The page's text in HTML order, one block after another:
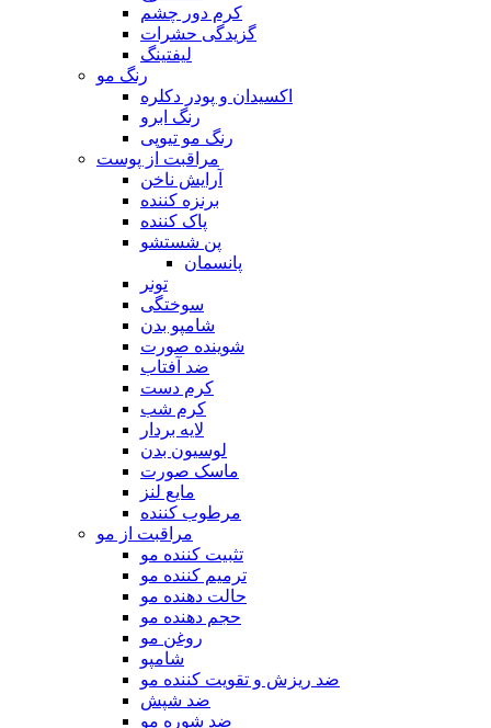
کرم دور چشم
گزیدگی حشرات
لیفتینگ
رنگ مو
اکسیدان و پودر دکلره
رنگ ابرو
رنگ مو تیوپی
مراقبت از پوست
آرایش ناخن
برنزه کننده
پاک کننده
پن شستشو
پانسمان
تونر
سوختگی
شامپو بدن
شوینده صورت
ضد آفتاب
کرم دست
کرم شب
لایه بردار
لوسیون بدن
ماسک صورت
مایع لنز
مرطوب کننده
مراقبت از مو
تثبیت کننده مو
ترمیم کننده مو
حالت دهنده مو
حجم دهنده مو
روغن مو
شامپو
ضد ریزش و تقویت کننده مو
ضد شپش
ضد شوره مو